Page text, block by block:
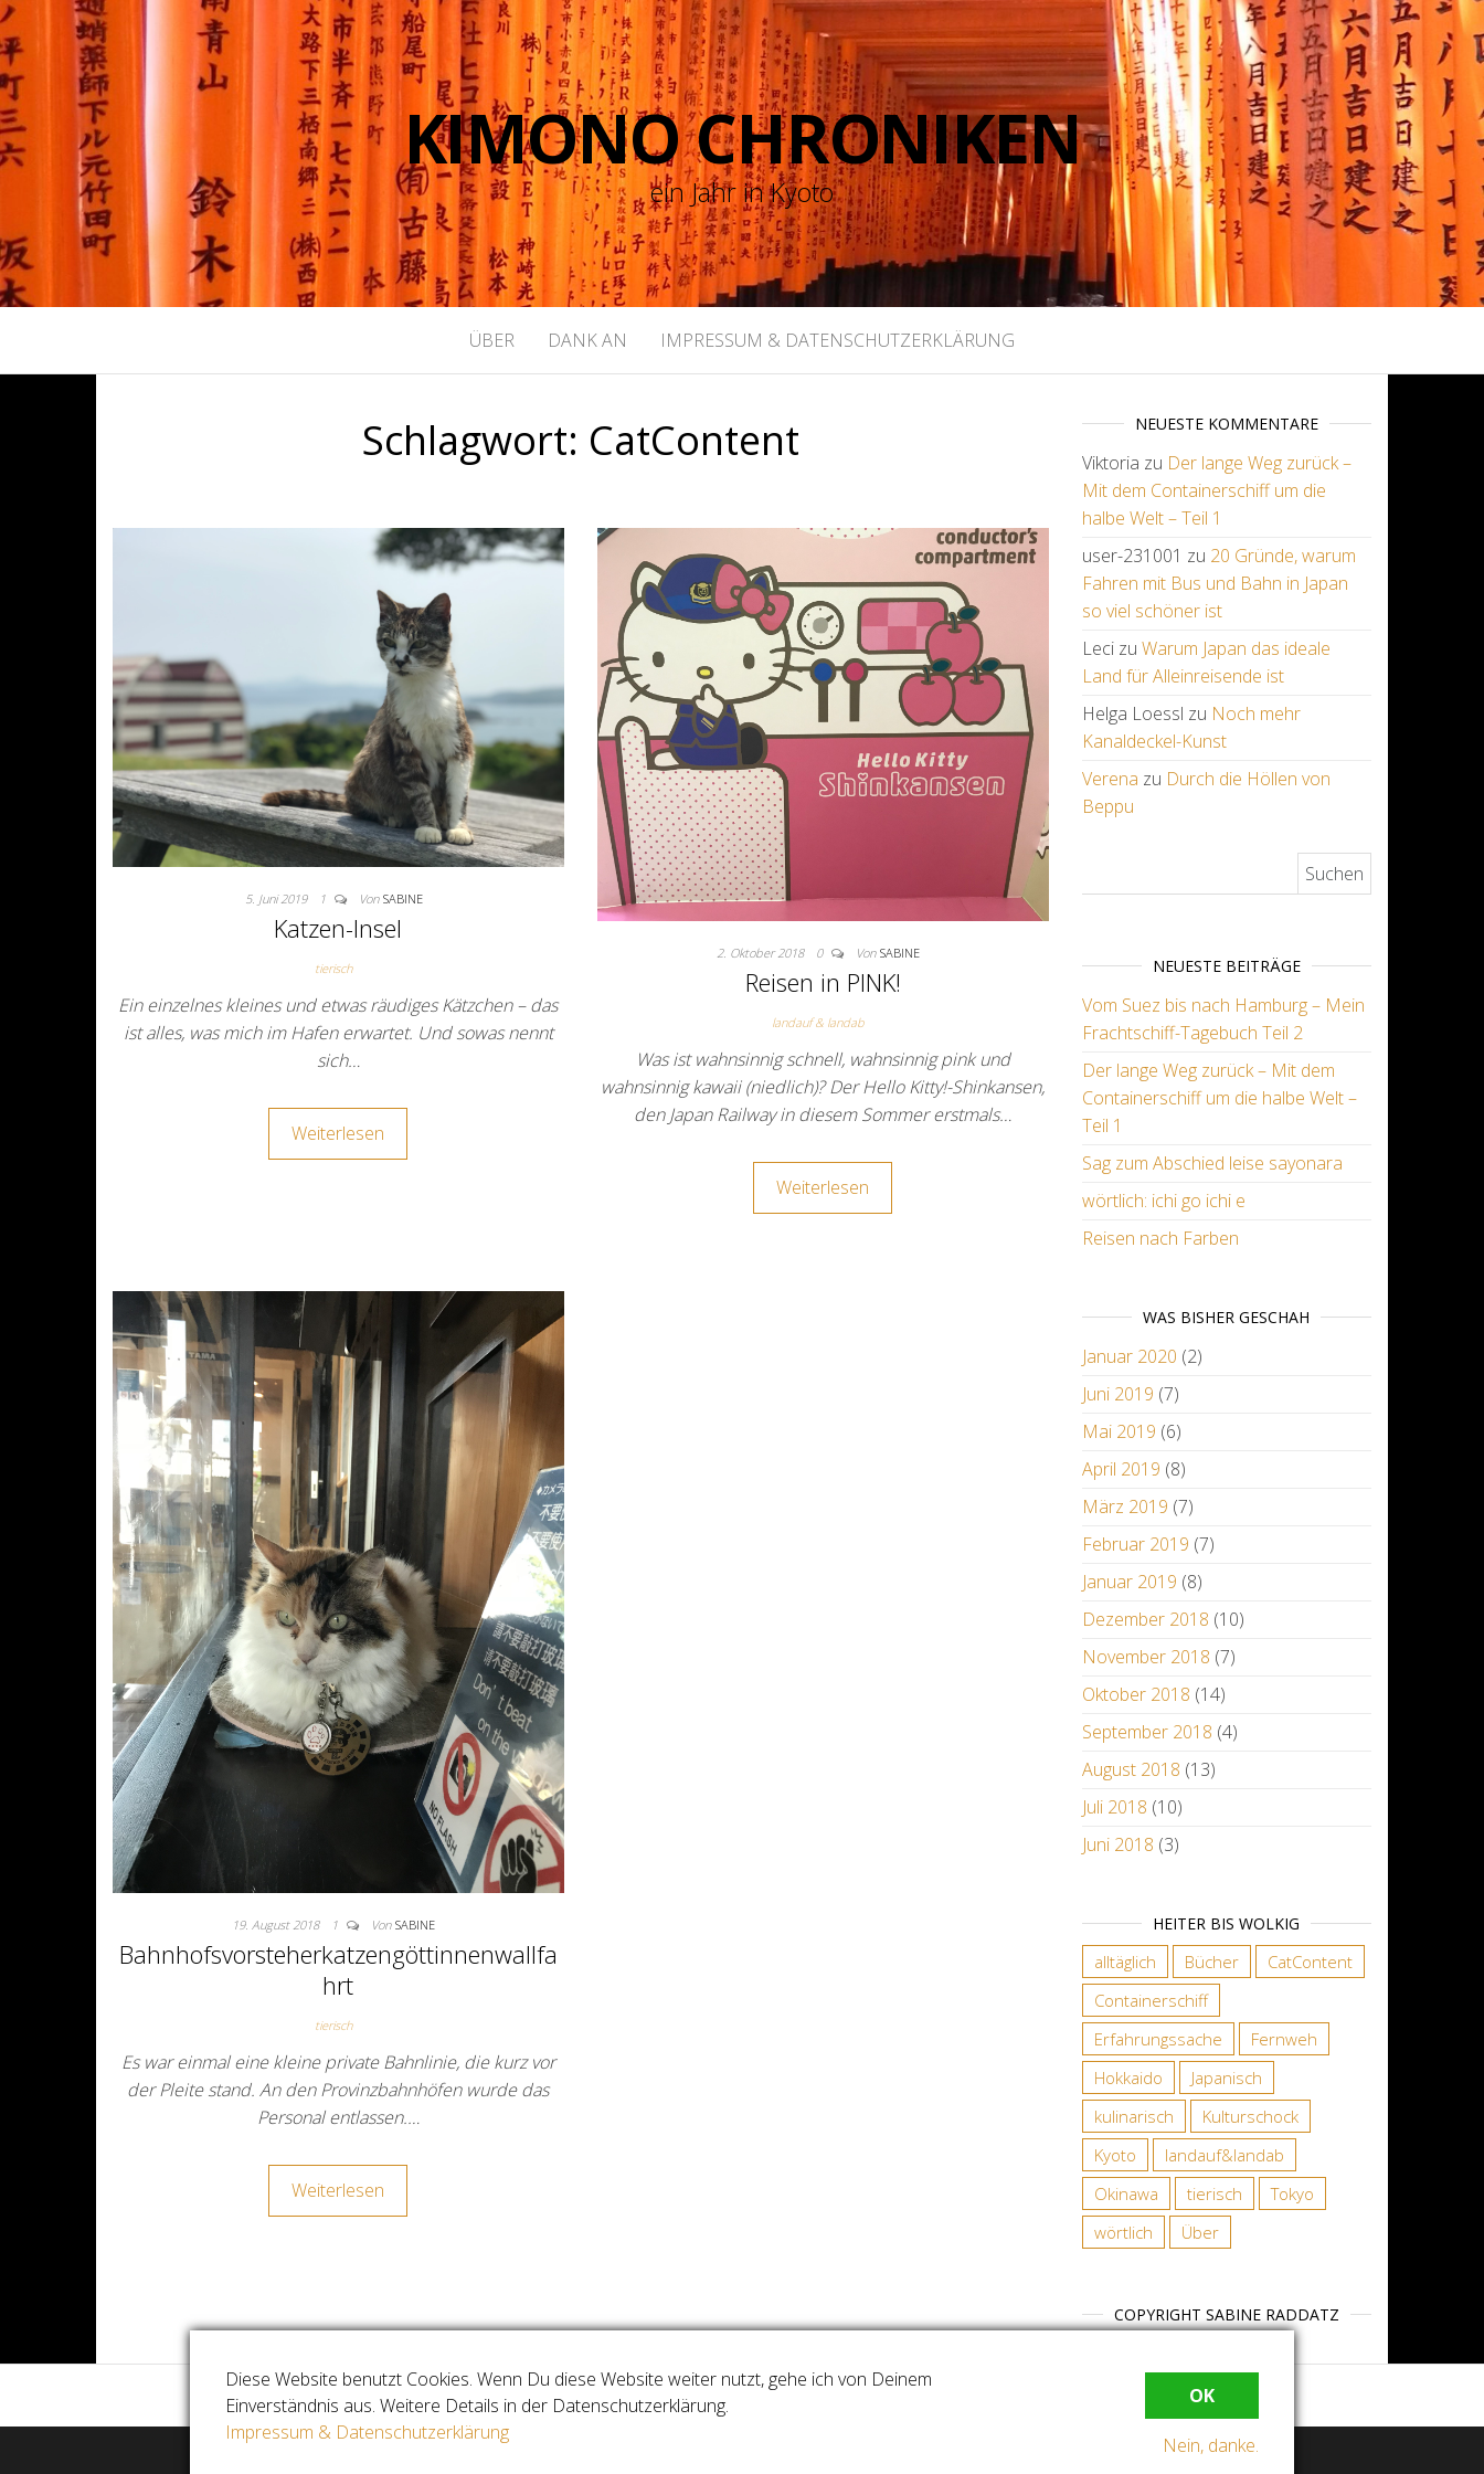
KIMONO CHRONIKEN
ein Jahr in Kyoto
ÜBER DANK AN IMPRESSUM & DATENSCHUTZERKLÄRUNG
Schlagwort: CatContent
5. Juni 2019 1 Von SABINE
Katzen-Insel
tierisch
Ein einzelnes kleines und etwas räudiges Kätzchen – das
ist alles, was mich im Hafen erwartet. Und sowas nennt
sich…
Weiterlesen
2. Oktober 2018 0 Von SABINE
Reisen in PINK!
landauf & landab
Was ist wahnsinnig schnell, wahnsinnig pink und
wahnsinnig kawaii (niedlich)? Der Hello Kitty!-Shinkansen,
den Japan Railway in diesem Sommer erstmals…
Weiterlesen
19. August 2018 1 Von SABINE
Bahnhofsvorsteherkatzengöttinnenwallfa
hrt
tierisch
Es war einmal eine kleine private Bahnlinie, die kurz vor
der Pleite stand. An den Provinzbahnhöfen wurde das
Personal entlassen.…
Weiterlesen
NEUESTE KOMMENTARE
Viktoria zu Der lange Weg zurück –
Mit dem Containerschiff um die
halbe Welt – Teil 1
user-231001 zu 20 Gründe, warum
Fahren mit Bus und Bahn in Japan
so viel schöner ist
Lecizu Warum Japan das ideale
Land für Alleinreisende ist
Helga Loessl zu Noch mehr
Kanaldeckel-Kunst
Verena zu Durch die Höllen von
Beppu
NEUESTE BEITRÄGE
Vom Suez bis nach Hamburg – Mein
Frachtschiff-Tagebuch Teil 2
Der lange Weg zurück – Mit dem
Containerschiff um die halbe Welt –
Teil 1
Sag zum Abschied leise sayonara
wörtlich: ichi go ichi e
Reisen nach Farben
WAS BISHER GESCHAH
Januar 2020 (2)
Juni 2019 (7)
Mai 2019 (6)
April 2019 (8)
März 2019 (7)
Februar 2019 (7)
Januar 2019 (8)
Dezember 2018 (10)
November 2018 (7)
Oktober 2018 (14)
September 2018 (4)
August 2018 (13)
Juli 2018 (10)
Juni 2018 (3)
HEITER BIS WOLKIG
alltäglich Bücher
CatContent
Containerschiff
Erfahrungssache
Fernweh
Hokkaido
Japanisch
kulinarisch
Kulturschock
Kyoto
landauf&landab
Okinawa
tierisch
Tokyo
wörtlich
Über
COPYRIGHT SABINE RADDATZ
Diese Website benutzt Cookies. Wenn Du diese Website weiter nutzt, gehe ich von Deinem
Einverständnis aus. Weitere Details in der Datenschutzerklärung.
Impressum & Datenschutzerklärung
OK
Nein, danke.